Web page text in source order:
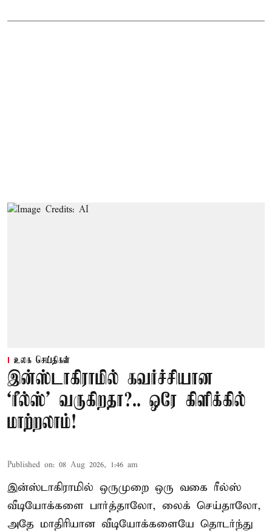
உலக செய்திகள்
இன்ஸ்டாகிராமில் கவர்ச்சியான
‘ரீல்ஸ்’ வருகிறதா?.. ஒரே கிளிக்கில்
மாற்றலாம்!
Published on: 08 Aug 2026, 1:46 am
இன்ஸ்டாகிராமில் ஒருமுறை ஒரு வகை ரீல்ஸ்
வீடியோக்களை பார்த்தாலோ, லைக் செய்தாலோ,
அதே மாதிரியான வீடியோக்களையே தொடர்ந்து